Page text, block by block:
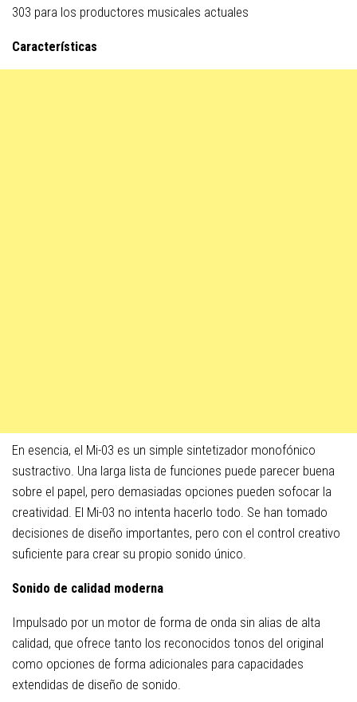
303 para los productores musicales actuales
Características
En esencia, el Mi-03 es un simple sintetizador monofónico
sustractivo. Una larga lista de funciones puede parecer buena
sobre el papel, pero demasiadas opciones pueden sofocar la
creatividad. El Mi-03 no intenta hacerlo todo. Se han tomado
decisiones de diseño importantes, pero con el control creativo
suficiente para crear su propio sonido único.
Sonido de calidad moderna
Impulsado por un motor de forma de onda sin alias de alta
calidad, que ofrece tanto los reconocidos tonos del original
como opciones de forma adicionales para capacidades
extendidas de diseño de sonido.